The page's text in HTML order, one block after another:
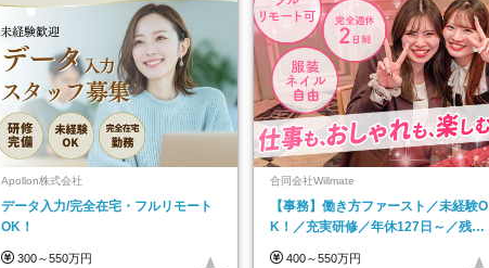
Apollon株式会社
データ入力/完全在宅・フルリモート
OK！
300～550万円
合同会社Willmate
【事務】働き方ファースト／未経験O
K！／充実研修／年休127日～／残業
400～550万円